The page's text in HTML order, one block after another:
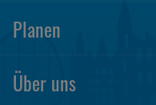
Planen
Über uns